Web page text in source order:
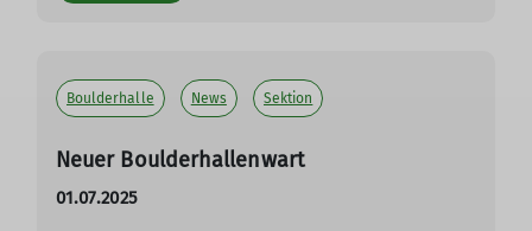
Boulderhalle News Sektion
Neuer Boulderhallenwart
01.07.2025